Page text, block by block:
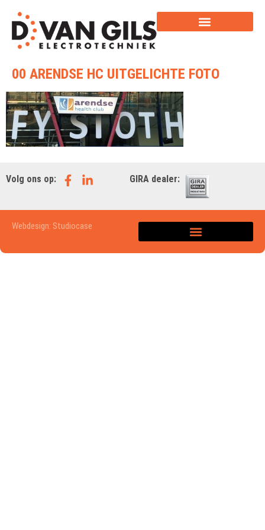
00 ARENDSE HC UITGELICHTE FOTO
Volg ons op: GIRA dealer:
Webdesign: Studiocase